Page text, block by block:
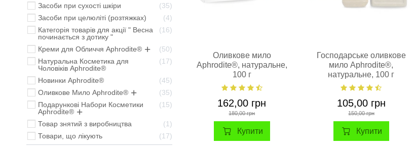
Оливкове мило
Aphrodite®, натуральне,
100 г
162,00 грн
180,00 грн
Купити
Господарське оливкове
мило Aphrodite®,
натуральне, 100 г
105,00 грн
150,00 грн
Купити
Засоби при сухості шкіри
35
Засоби при целюліті (розтяжках)
4
Категорія товарів для акції " Весна
починається з дотику "
16
Креми для Обличчя Aphrodite®
50
Натуральна Косметика для
Чоловіків Aphrodite®
17
Новинки Aphrodite®
45
Оливкове Мило Aphrodite®
35
Подарункові Набори Косметики
Aphrodite®
15
Товар знятий з виробництва
1
Товари, що лікують
17